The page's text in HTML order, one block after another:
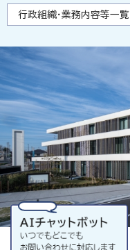
行政組織・業務内容等一覧